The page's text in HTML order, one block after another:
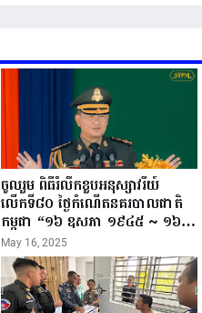
ចូលរួម ពិធីរំលឹកខួបអនុស្សាវរីយ៍
លើកទី៨០ ថ្ងៃកំណើតនគរបាលជាតិ
កម្ពុជា “១៦ ឧសភា ១៩៤៥ ~ ១៦
ឧសភា ២០២៥”...
May 16, 2025